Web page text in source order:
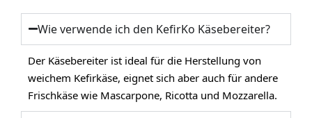
Wie verwende ich den KefirKo Käsebereiter?
Der Käsebereiter ist ideal für die Herstellung von
weichem Kefirkäse, eignet sich aber auch für andere
Frischkäse wie Mascarpone, Ricotta und Mozzarella.